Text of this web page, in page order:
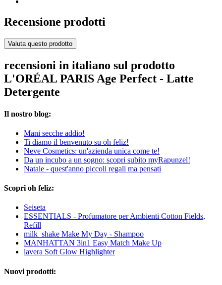
Recensione prodotti
Valuta questo prodotto
recensioni in italiano sul prodotto
L'ORÉAL PARIS Age Perfect - Latte
Detergente
Il nostro blog:
Mani secche addio!
Ti diamo il benvenuto su oh feliz!
Neve Cosmetics: un'azienda unica come te!
Da un incubo a un sogno: scopri subito myRapunzel!
Natale - quest'anno piccoli regali ma pensati
Scopri oh feliz:
Seiseta
ESSENTIALS - Profumatore per Ambienti Cotton Fields,
Refill
milk_shake Make My Day - Shampoo
MANHATTAN 3in1 Easy Match Make Up
lavera Soft Glow Highlighter
Nuovi prodotti: